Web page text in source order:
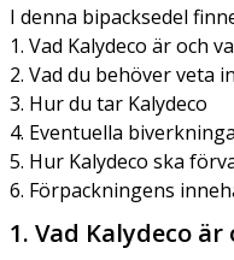
I denna bipacksedel
1. Vad Kalydeco är och
2. Vad du behöver veta
3. Hur du tar Kalydeco
4. Eventuella
5. Hur Kalydeco ska
6. Förpackningens
1. Vad Kalydeco